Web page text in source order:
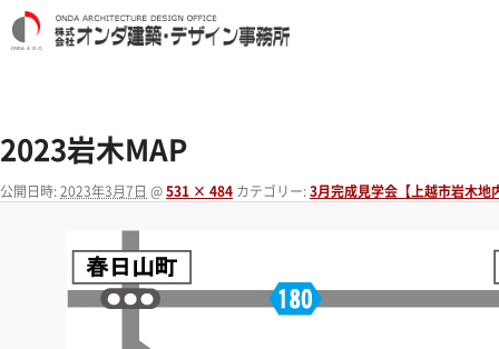
2023岩木MAP
公開日時: 2023年3月7日 @ 531 × 484 カテゴリー: 3月完成見学会【上越市岩木地